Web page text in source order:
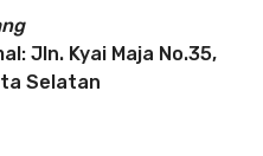
Jln. Kyai Maja No.35,
Selatan